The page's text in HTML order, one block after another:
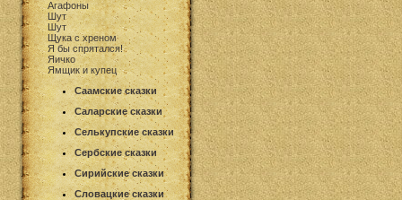
Агафоны
Шут
Шут
Щука с хреном
Я бы спрятался!
Яичко
Ямщик и купец
Саамские сказки
Саларские сказки
Селькупские сказки
Сербские сказки
Сирийские сказки
Словацкие сказки